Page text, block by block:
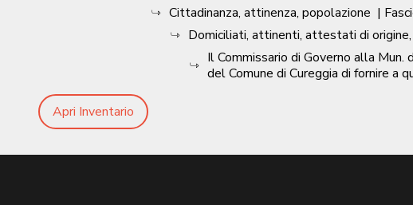
Cittadinanza, attinenza, popolazione |
Domiciliati, attinenti, attestati di
Il Commissario di Governo alla
del Comune di Cureggia di fornire a
Apri Inventario